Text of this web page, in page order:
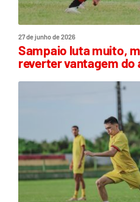
27 de junho de 2026
Sampaio luta muito,
reverter vantagem do